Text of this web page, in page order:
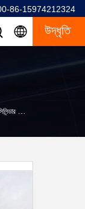
86-15974212324
উদ্ধৃতি
ব্যবহৃত কংক্রিট বুম পাম্প